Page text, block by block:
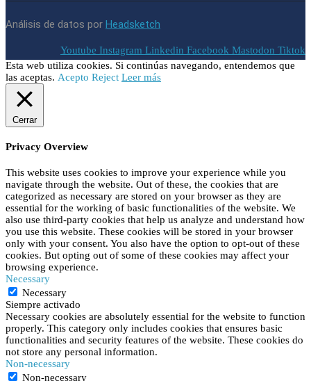
Análisis de datos por Headsketch
Youtube Instagram Linkedin Facebook Mastodon Tiktok
Esta web utiliza cookies. Si continúas navegando, entendemos que
las aceptas. Acepto Reject Leer más
Cerrar
Privacy Overview
This website uses cookies to improve your experience while you
navigate through the website. Out of these, the cookies that are
categorized as necessary are stored on your browser as they are
essential for the working of basic functionalities of the website. We
also use third-party cookies that help us analyze and understand how
you use this website. These cookies will be stored in your browser
only with your consent. You also have the option to opt-out of these
cookies. But opting out of some of these cookies may affect your
browsing experience.
Necessary
Necessary
Siempre activado
Necessary cookies are absolutely essential for the website to function
properly. This category only includes cookies that ensures basic
functionalities and security features of the website. These cookies do
not store any personal information.
Non-necessary
Non-necessary